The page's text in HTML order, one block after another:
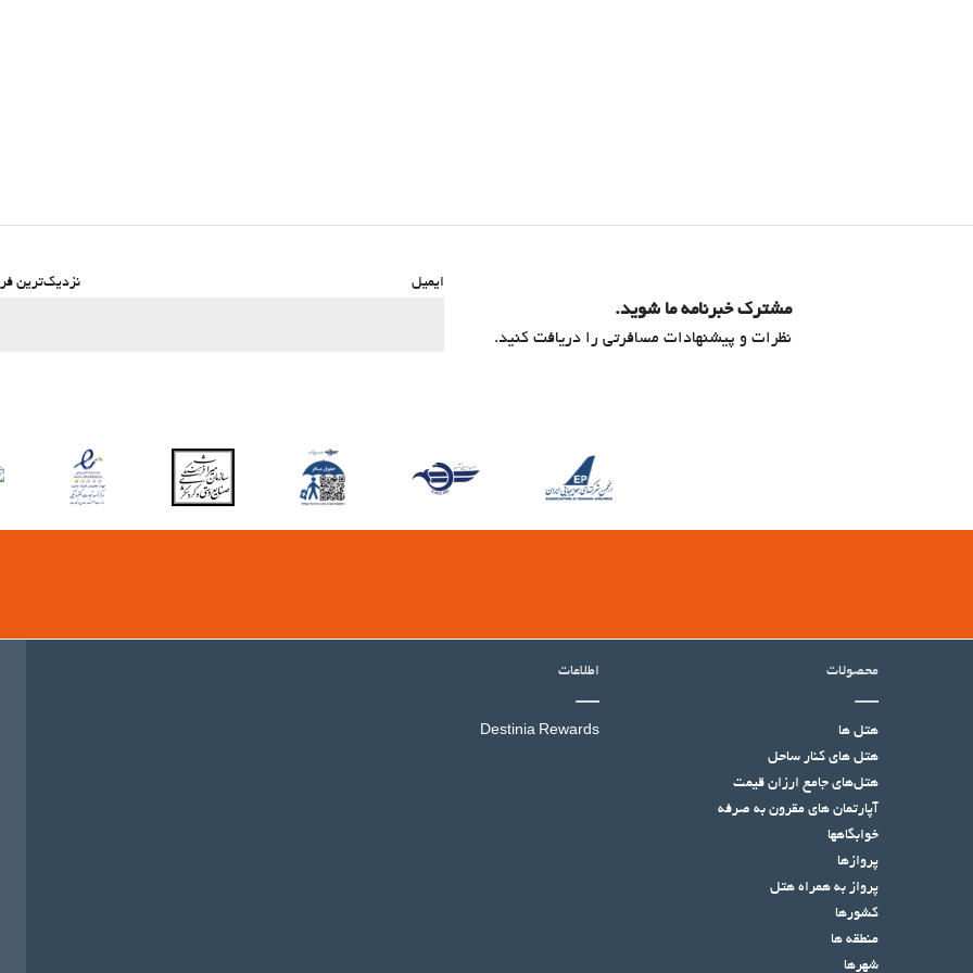
مشترک خبرنامه ما شوید.
نظرات و پیشنهادات مسافرتی را دریافت کنید.
ایمیل نزدیک‌ترین
محصولات
هتل ها
هتل‌ های کنار ساحل
هتل‌های جامع ارزان قیمت
آپارتمان های مقرون به صرفه
خوابگاهها
پروازها
پرواز به همراه هتل
کشورها
منطقه ها
شهرها
اطلاعات
Destinia Rewards